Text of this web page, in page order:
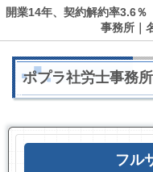
開業14年、契約解約率3.6％
事務所｜
ポプラ社労士事務
フル